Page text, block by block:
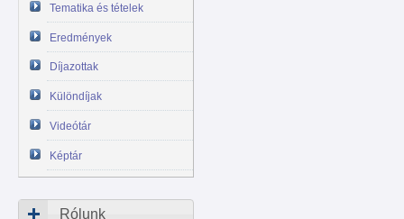
Tematika és tételek
Eredmények
Díjazottak
Különdíjak
Videótár
Képtár
Rólunk